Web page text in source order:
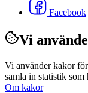
Facebook
Vi
Vi använder kakor
samla in statistik
Om kakor